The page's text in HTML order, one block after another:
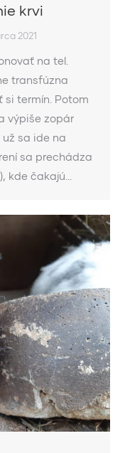
krvi
2021
na tel.
transfúzna
si termín. Potom
výpiše zopár
sa ide na
sa prechádza
kde čakajú…